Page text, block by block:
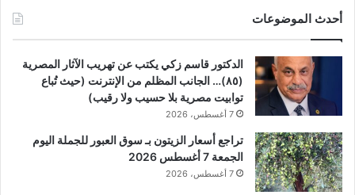
أحدث الموضوعات
الدكتور قاسم زكي يكتب عن تهريب الآثار المصرية
(٨٥)… الجانب المظلم من الإنترنت (حيث تُباع
توابيت مصرية بلا حسيب ولا رقيب)
7 أغسطس، 2026
تراجع أسعار الزيتون بـ سوق العبور للجملة اليوم
الجمعة 7 أغسطس 2026
7 أغسطس، 2026